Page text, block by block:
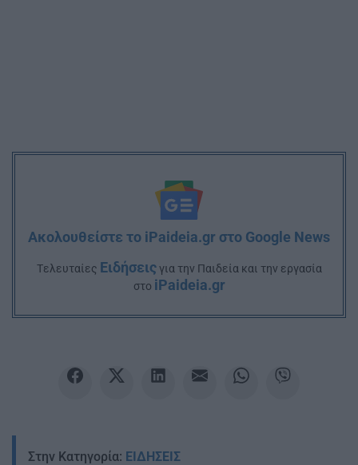
Ακολουθείστε το iPaideia.gr στο Google News
Tελευταίες Ειδήσειςγια την Παιδεία και την εργασία
στο iPaideia.gr
Στην Κατηγορία: ΕΙΔΗΣΕΙΣ